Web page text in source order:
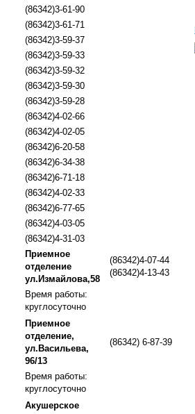
(86342)3-61-90
(86342)3-61-71
(86342)3-59-37
(86342)3-59-33
(86342)3-59-32
(86342)3-59-30
(86342)3-59-28
(86342)4-02-66
(86342)4-02-05
(86342)6-20-58
(86342)6-34-38
(86342)6-71-18
(86342)4-02-33
(86342)6-77-65
(86342)4-03-05
(86342)4-31-03
Приемное
отделение
ул.Измайлова,58
(86342)4-07-44
(86342)4-13-43
Время работы:
круглосуточно
Приемное
отделение,
ул.Васильева,
96/13
(86342) 6-87-39
Время работы:
круглосуточно
Акушерское